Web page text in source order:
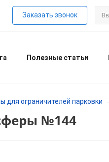
Заказать звонок
Полезные статьи
для ограничителей парковки -
№144